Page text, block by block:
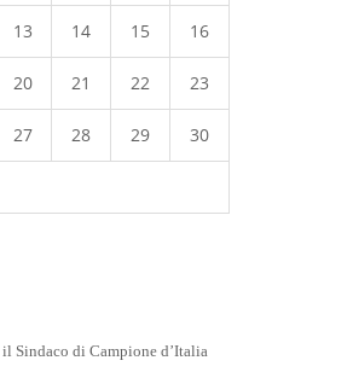
13 14 15 16
20 21 22 23
27 28 29 30
Sindaco di Campione d’Italia